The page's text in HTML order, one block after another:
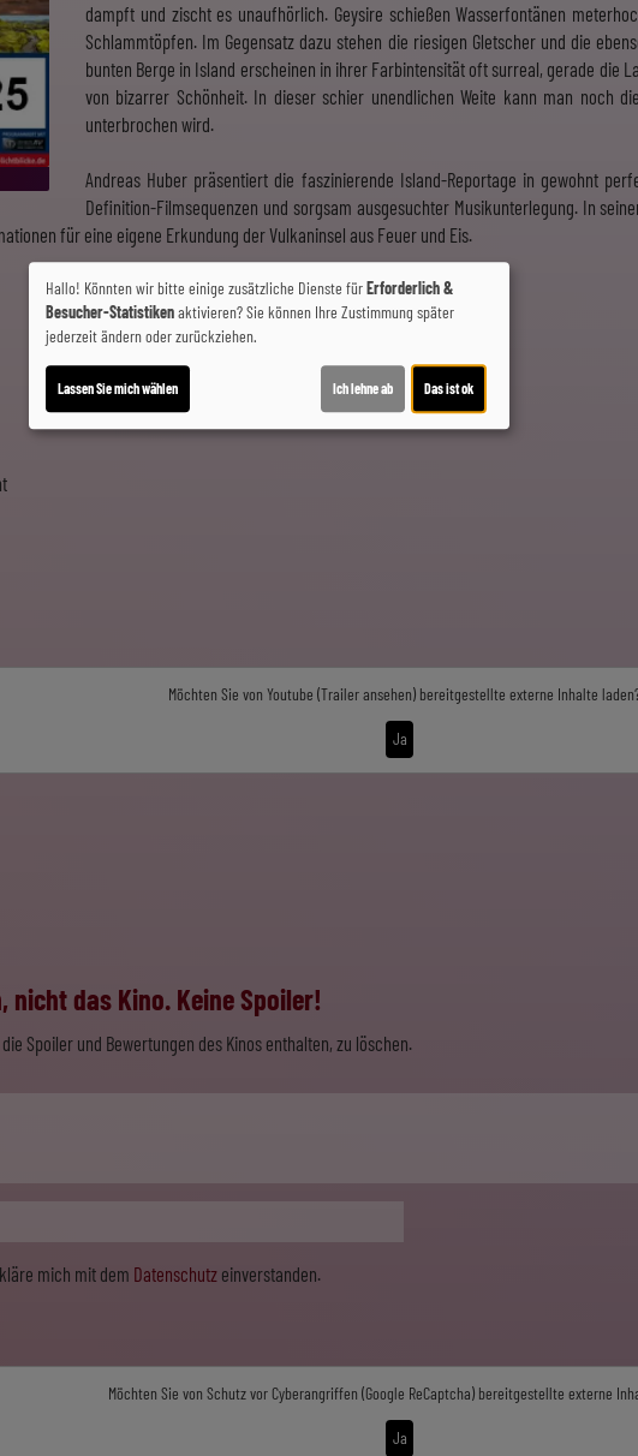
dampft und zischt es unaufhörlich. Geysire schießen Wasserfontänen
Schlammtöpfen. Im Gegensatz dazu stehen die riesigen Gletscher und die
bunten Berge in Island erscheinen in ihrer Farbintensität oft surreal, gerade die
von bizarrer Schönheit. In dieser schier unendlichen Weite kann man noch
unterbrochen wird.
Andreas Huber präsentiert die faszinierende Island-Reportage in gewohnt
Definition-Filmsequenzen und sorgsam ausgesuchter Musikunterlegung. In
für eine eigene Erkundung der Vulkaninsel aus Feuer und Eis.
Möchten Sie von Youtube (Trailer ansehen)bereitgestellte externe Inhalte
Ja
nicht das Kino. Keine Spoiler!
Spoiler und Bewertungen des Kinos enthalten, zu löschen.
mich mit dem Datenschutz einverstanden.
Möchten Sie von Schutz vor Cyberangriffen (Google ReCaptcha) bereitgestellte externe
Ja
Hallo! Könnten wir bitte einige zusätzliche Dienste fürErforderlich &
Besucher-Statistikenaktivieren? Sie können Ihre Zustimmung später
jederzeit ändern oder zurückziehen.
Lassen Sie mich wählen Ich lehne ab Das ist ok